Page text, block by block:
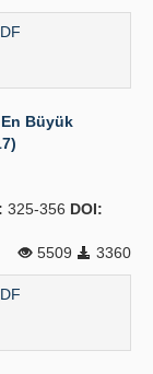
Büyük
325-356 DOI:
5509
3360